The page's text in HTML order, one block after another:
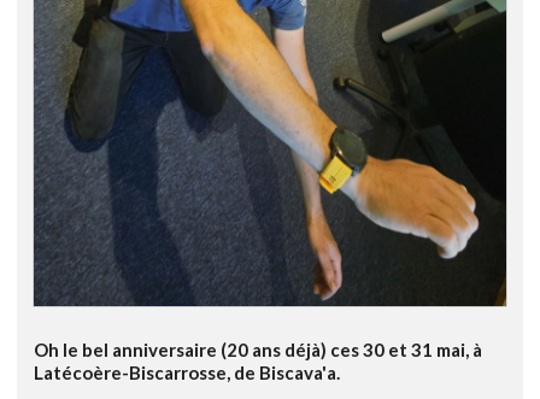
Oh le bel anniversaire (20 ans déjà) ces 30 et 31 mai, à
Latécoère-Biscarrosse, de Biscava'a.